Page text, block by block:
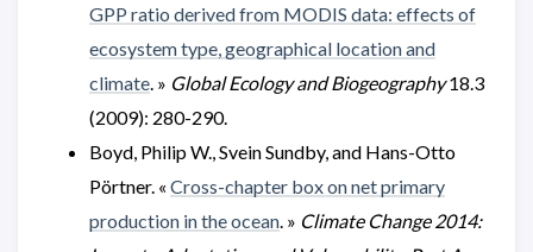
GPP ratio derived from MODIS data: effects of
ecosystem type, geographical location and
climate . » Global Ecology and Biogeography18.3
(2009): 280-290.
Boyd, Philip W., Svein Sundby, and Hans-Otto
Pörtner. « Cross-chapter box on net primary
production in the ocean . » Climate Change 2014: